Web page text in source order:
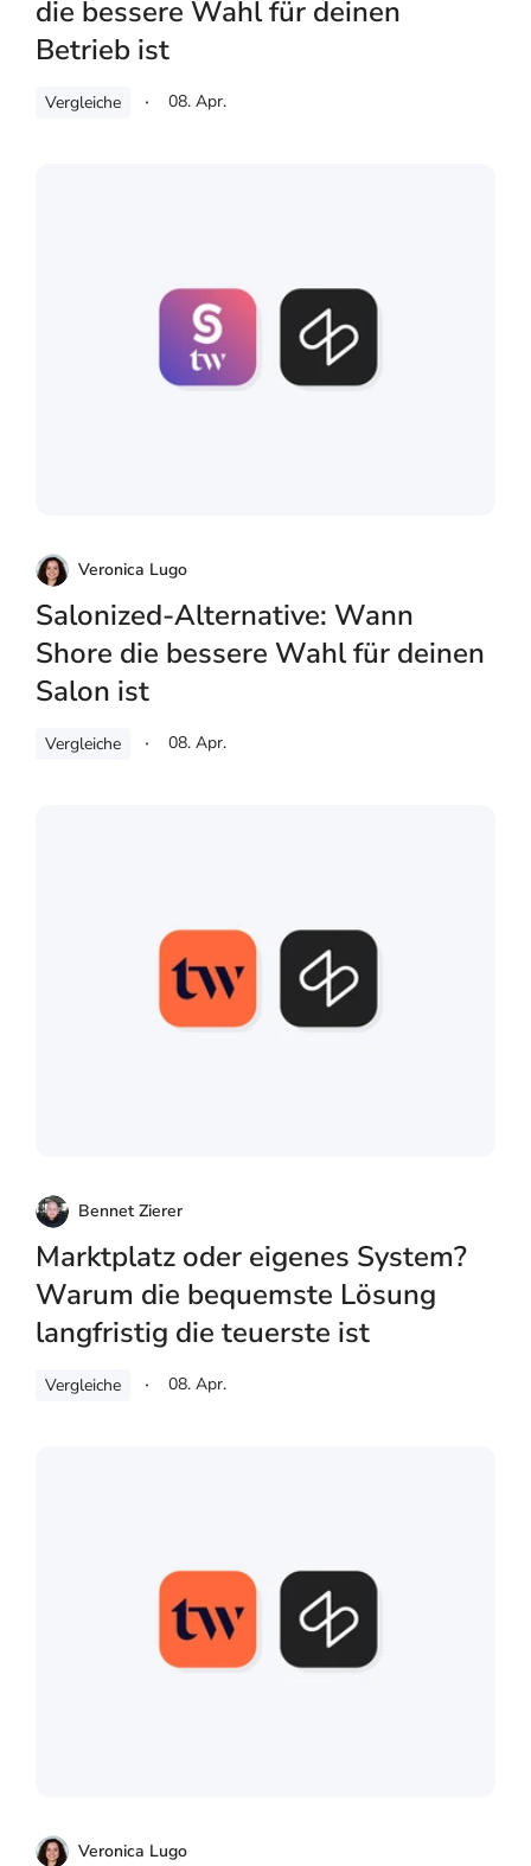
die bessere Wahl für deinen
Betrieb ist
Vergleiche 08. Apr.
Veronica Lugo
Salonized-Alternative: Wann
Shore die bessere Wahl für deinen
Salon ist
Vergleiche 08. Apr.
Bennet Zierer
Marktplatz oder eigenes System?
Warum die bequemste Lösung
langfristig die teuerste ist
Vergleiche 08. Apr.
Veronica Lugo